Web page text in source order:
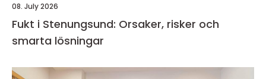
08. July 2026
Fukt i Stenungsund: Orsaker, risker och
smarta lösningar